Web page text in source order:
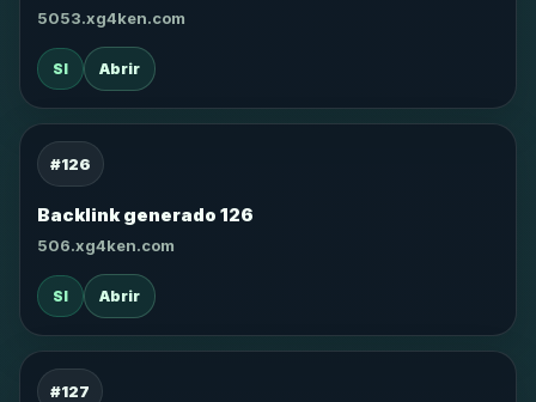
5053.xg4ken.com
SI Abrir
#126
Backlink generado 126
506.xg4ken.com
SI Abrir
#127